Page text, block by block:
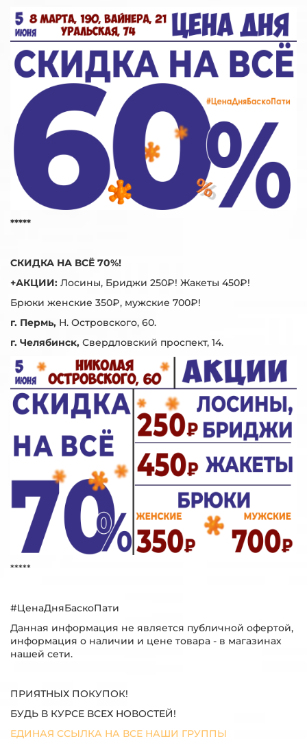
*****
СКИДКА НА ВСЁ 70%!
+АКЦИИ: Лосины, Бриджи 250₽! Жакеты 450₽!
Брюки женские 350₽, мужские 700₽!
г. Пермь, Н. Островского, 60.
г. Челябинск, Свердловский проспект, 14.
*****
#ЦенаДняБаскоПати
Данная информация не является публичной офертой,
информация о наличии и цене товара - в магазинах
нашей сети.
ПРИЯТНЫХ ПОКУПОК!
БУДЬ В КУРСЕ ВСЕХ НОВОСТЕЙ!
ЕДИНАЯ ССЫЛКА НА ВСЕ НАШИ ГРУППЫ